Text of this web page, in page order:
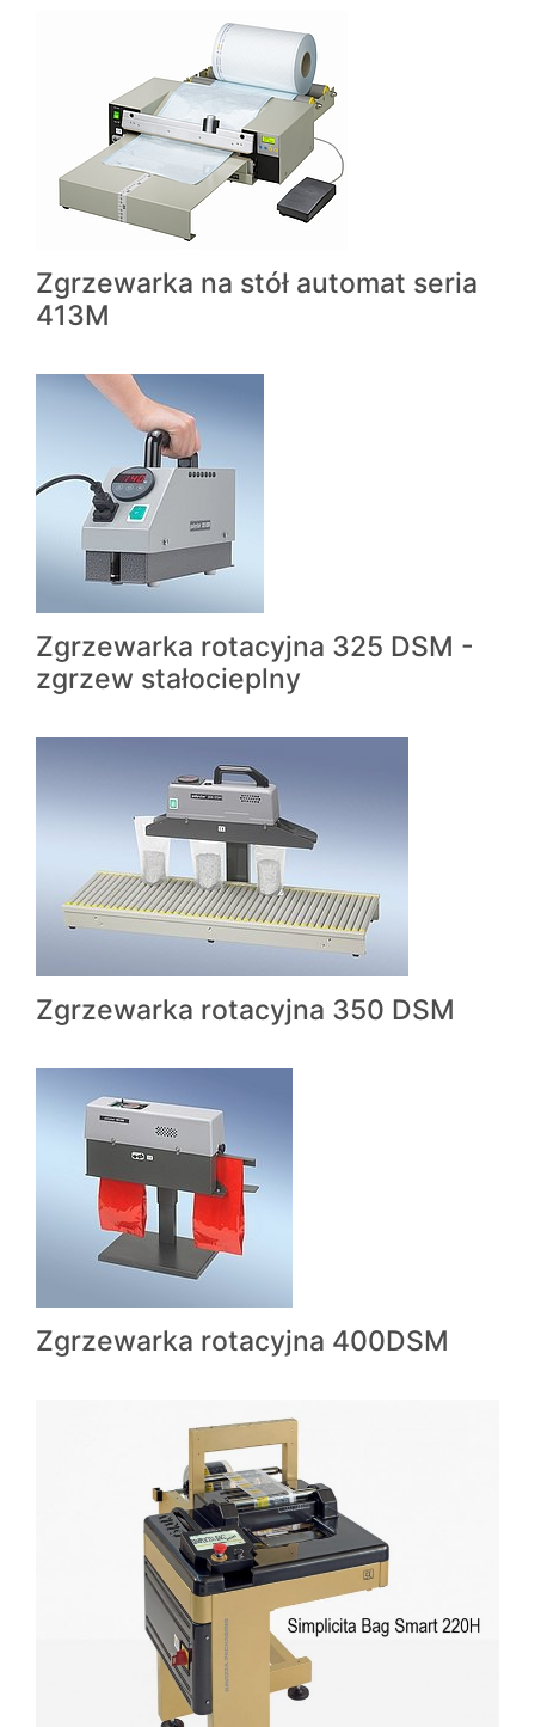
Zgrzewarka na stół automat seria
413M
Zgrzewarka rotacyjna 325 DSM -
zgrzew stałocieplny
Zgrzewarka rotacyjna 350 DSM
Zgrzewarka rotacyjna 400DSM